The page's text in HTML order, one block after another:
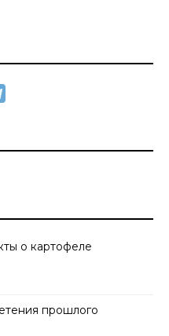
о картофеле
прошлого